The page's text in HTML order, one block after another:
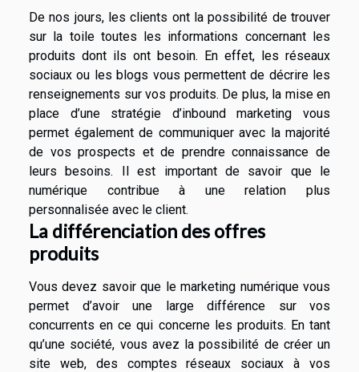
De nos jours, les clients ont la possibilité de trouver
sur la toile toutes les informations concernant les
produits dont ils ont besoin. En effet, les réseaux
sociaux ou les blogs vous permettent de décrire les
renseignements sur vos produits. De plus, la mise en
place d’une stratégie d’inbound marketing vous
permet également de communiquer avec la majorité
de vos prospects et de prendre connaissance de
leurs besoins. Il est important de savoir que le
numérique contribue à une relation plus
personnalisée avec le client.
La différenciation des offres
produits
Vous devez savoir que le marketing numérique vous
permet d’avoir une large différence sur vos
concurrents en ce qui concerne les produits. En tant
qu’une société, vous avez la possibilité de créer un
site web, des comptes réseaux sociaux à vos